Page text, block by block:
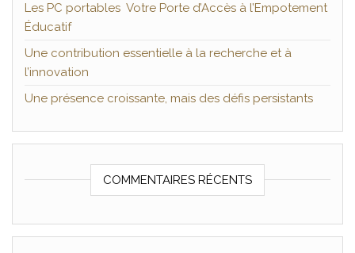
Les PC portables Votre Porte d’Accès à l’Empotement
Éducatif
Une contribution essentielle à la recherche et à
l’innovation
Une présence croissante, mais des défis persistants
COMMENTAIRES RÉCENTS